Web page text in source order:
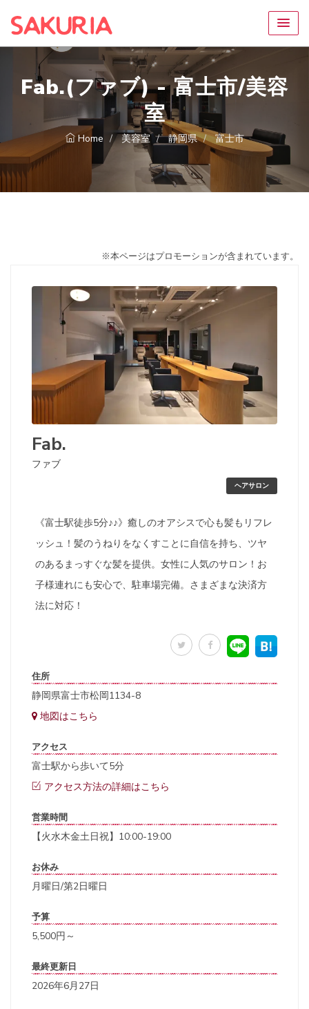
Fab.(ファブ) - 富士市/美容
室
Home 美容室 静岡県 富士市
※本ページはプロモーションが含まれています。
Fab.
ファブ
ヘアサロン
《富士駅徒歩5分♪♪》癒しのオアシスで心も髪もリフレ
ッシュ！髪のうねりをなくすことに自信を持ち、ツヤ
のあるまっすぐな髪を提供。女性に人気のサロン！お
子様連れにも安心で、駐車場完備。さまざまな決済方
法に対応！
住所
静岡県富士市松岡1134-8
地図はこちら
アクセス
富士駅から歩いて5分
アクセス方法の詳細はこちら
営業時間
【火水木金土日祝】10:00-19:00
お休み
月曜日/第2日曜日
予算
5,500円～
最終更新日
2026年6月27日